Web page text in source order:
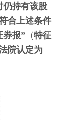
仍持有该股
合上述条件
券报”（特征
院认定为